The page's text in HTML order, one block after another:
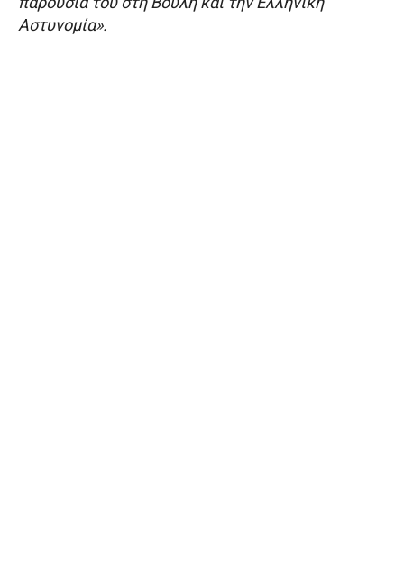
Αστυνομία».